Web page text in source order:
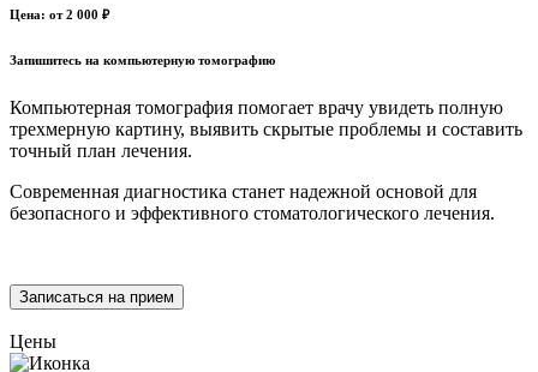
Цена: от 2 000 ₽
Запишитесь на компьютерную томографию
Компьютерная томография помогает врачу увидеть полную
трехмерную картину, выявить скрытые проблемы и составить
точный план лечения.
Современная диагностика станет надежной основой для
безопасного и эффективного стоматологического лечения.
Записаться на прием
Цены